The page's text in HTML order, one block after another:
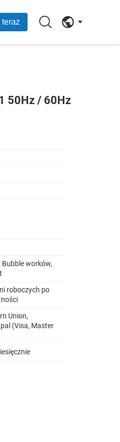
50Hz / 60Hz
Bubble worków,
roboczych po
Union,
(Visa, Master